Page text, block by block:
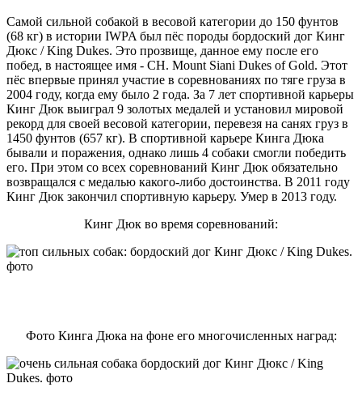
Самой сильной собакой в весовой категории до 150 фунтов
(68 кг) в истории IWPA был пёс породы бордоский дог Кинг
Дюкс / King Dukes. Это прозвище, данное ему после его
побед, в настоящее имя - CH. Mount Siani Dukes of Gold. Этот
пёс впервые принял участие в соревнованиях по тяге груза в
2004 году, когда ему было 2 года. За 7 лет спортивной карьеры
Кинг Дюк выиграл 9 золотых медалей и установил мировой
рекорд для своей весовой категории, перевезя на санях груз в
1450 фунтов (657 кг). В спортивной карьере Кинга Дюка
бывали и поражения, однако лишь 4 собаки смогли победить
его. При этом со всех соревнований Кинг Дюк обязательно
возвращался с медалью какого-либо достоинства. В 2011 году
Кинг Дюк закончил спортивную карьеру. Умер в 2013 году.
Кинг Дюк во время соревнований:
Фото Кинга Дюка на фоне его многочисленных наград: